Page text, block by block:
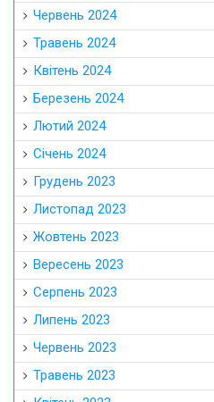
Червень 2024
Травень 2024
Квітень 2024
Березень 2024
Лютий 2024
Січень 2024
Грудень 2023
Листопад 2023
Жовтень 2023
Вересень 2023
Серпень 2023
Липень 2023
Червень 2023
Травень 2023